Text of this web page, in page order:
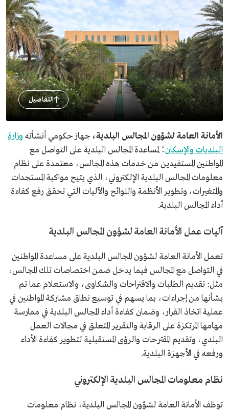
التفاصيل
الأمانة العامة لشؤون المجالس البلدية، جهاز حكومي أنشأته وزارة
البلديات والإسكان؛ لمساعدة المجالس البلدية على التواصل مع
المواطنين المستفيدين من خدمات هذه المجالس، معتمدة على نظام
معلومات المجالس البلدية الإلكتروني، الذي يتيح مواكبة المستجدات
والمتغيرات، وتطوير الأنظمة واللوائح والآليات التي تحقق رفع كفاءة
أداء المجالس البلدية.
آليات عمل الأمانة العامة لشؤون المجالس البلدية
تعمل الأمانة العامة لشؤون المجالس البلدية على مساعدة المواطنين
في التواصل مع المجالس فيما يدخل ضمن اختصاصات تلك المجالس،
مثل: تقديم الطلبات والاقتراحات والشكاوى، والاستعلام عما تم
بشأنها من إجراءات، بما يسهم في توسيع نطاق مشاركة المواطنين في
عملية اتخاذ القرار، وضمان كفاءة أداء المجالس البلدية في ممارسة
مهامها المرتكزة على الرقابة والتقرير المتعلق في مجالات العمل
البلدي، وتقديم المقترحات والرؤى المستقبلية لتطوير كفاءة الأداء
ورفعه في الأجهزة البلدية.
نظام معلومات المجالس البلدية الإلكتروني
توظف الأمانة العامة لشؤون المجالس البلدية، نظام معلومات